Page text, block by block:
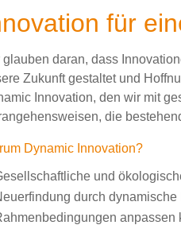
für
glauben daran, dass
Zukunft gestaltet und
Innovation, den wir mit
die
Dynamic Innovation?
und
durch